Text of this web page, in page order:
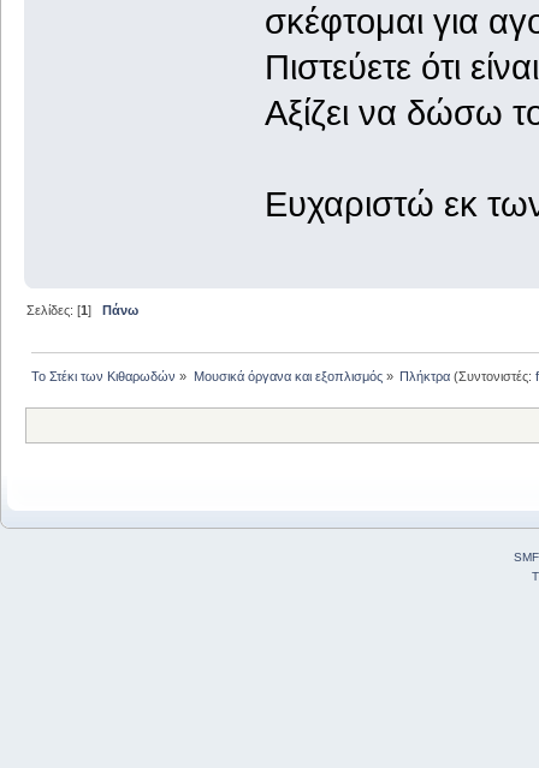
σκέφτομαι για
Πιστεύετε ότι
Αξίζει να δώσω
Ευχαριστώ εκ
Σελίδες: [1]Πάνω
Το Στέκι των Κιθαρωδών » Μουσικά όργανα και εξοπλισμός» Πλήκτρα(Συντονιστές: